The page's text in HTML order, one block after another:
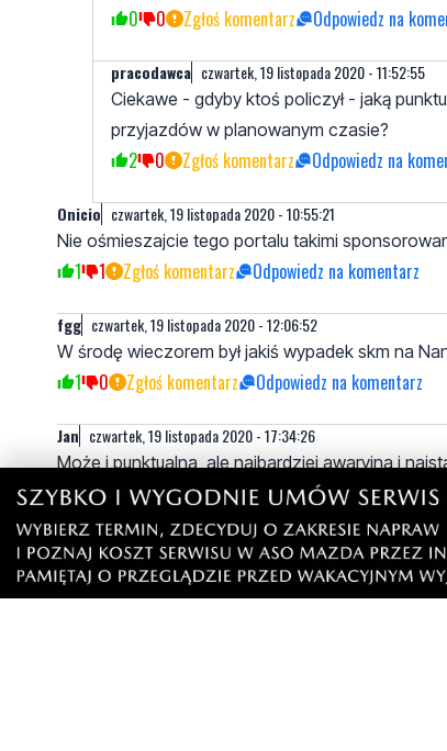
0 0 Zgłoś komentarz Odpowiedz na
pracodawca czwartek, 19 listopada 2020 - 11:52:55
Ciekawe - gdyby ktoś policzył - jaką
przyjazdów w planowanym czasie?
2 0 Zgłoś komentarz Odpowiedz na
Onicio czwartek, 19 listopada 2020 - 10:55:21
Nie ośmieszajcie tego portalu takimi
1 1 Zgłoś komentarz Odpowiedz na komentarz
fgg czwartek, 19 listopada 2020 - 12:06:52
W środę wieczorem był jakiś wypadek skm na
1 0 Zgłoś komentarz Odpowiedz na komentarz
Jan czwartek, 19 listopada 2020 - 17:34:26
Może i punktualna, ale najbardziej awaryjna i
... może nie wszyscy wiedzą ale kilka razy w
składy te zostają chwilowo unieruchomione, ale
3 1 Zgłoś komentarz Odpowiedz na komentarz